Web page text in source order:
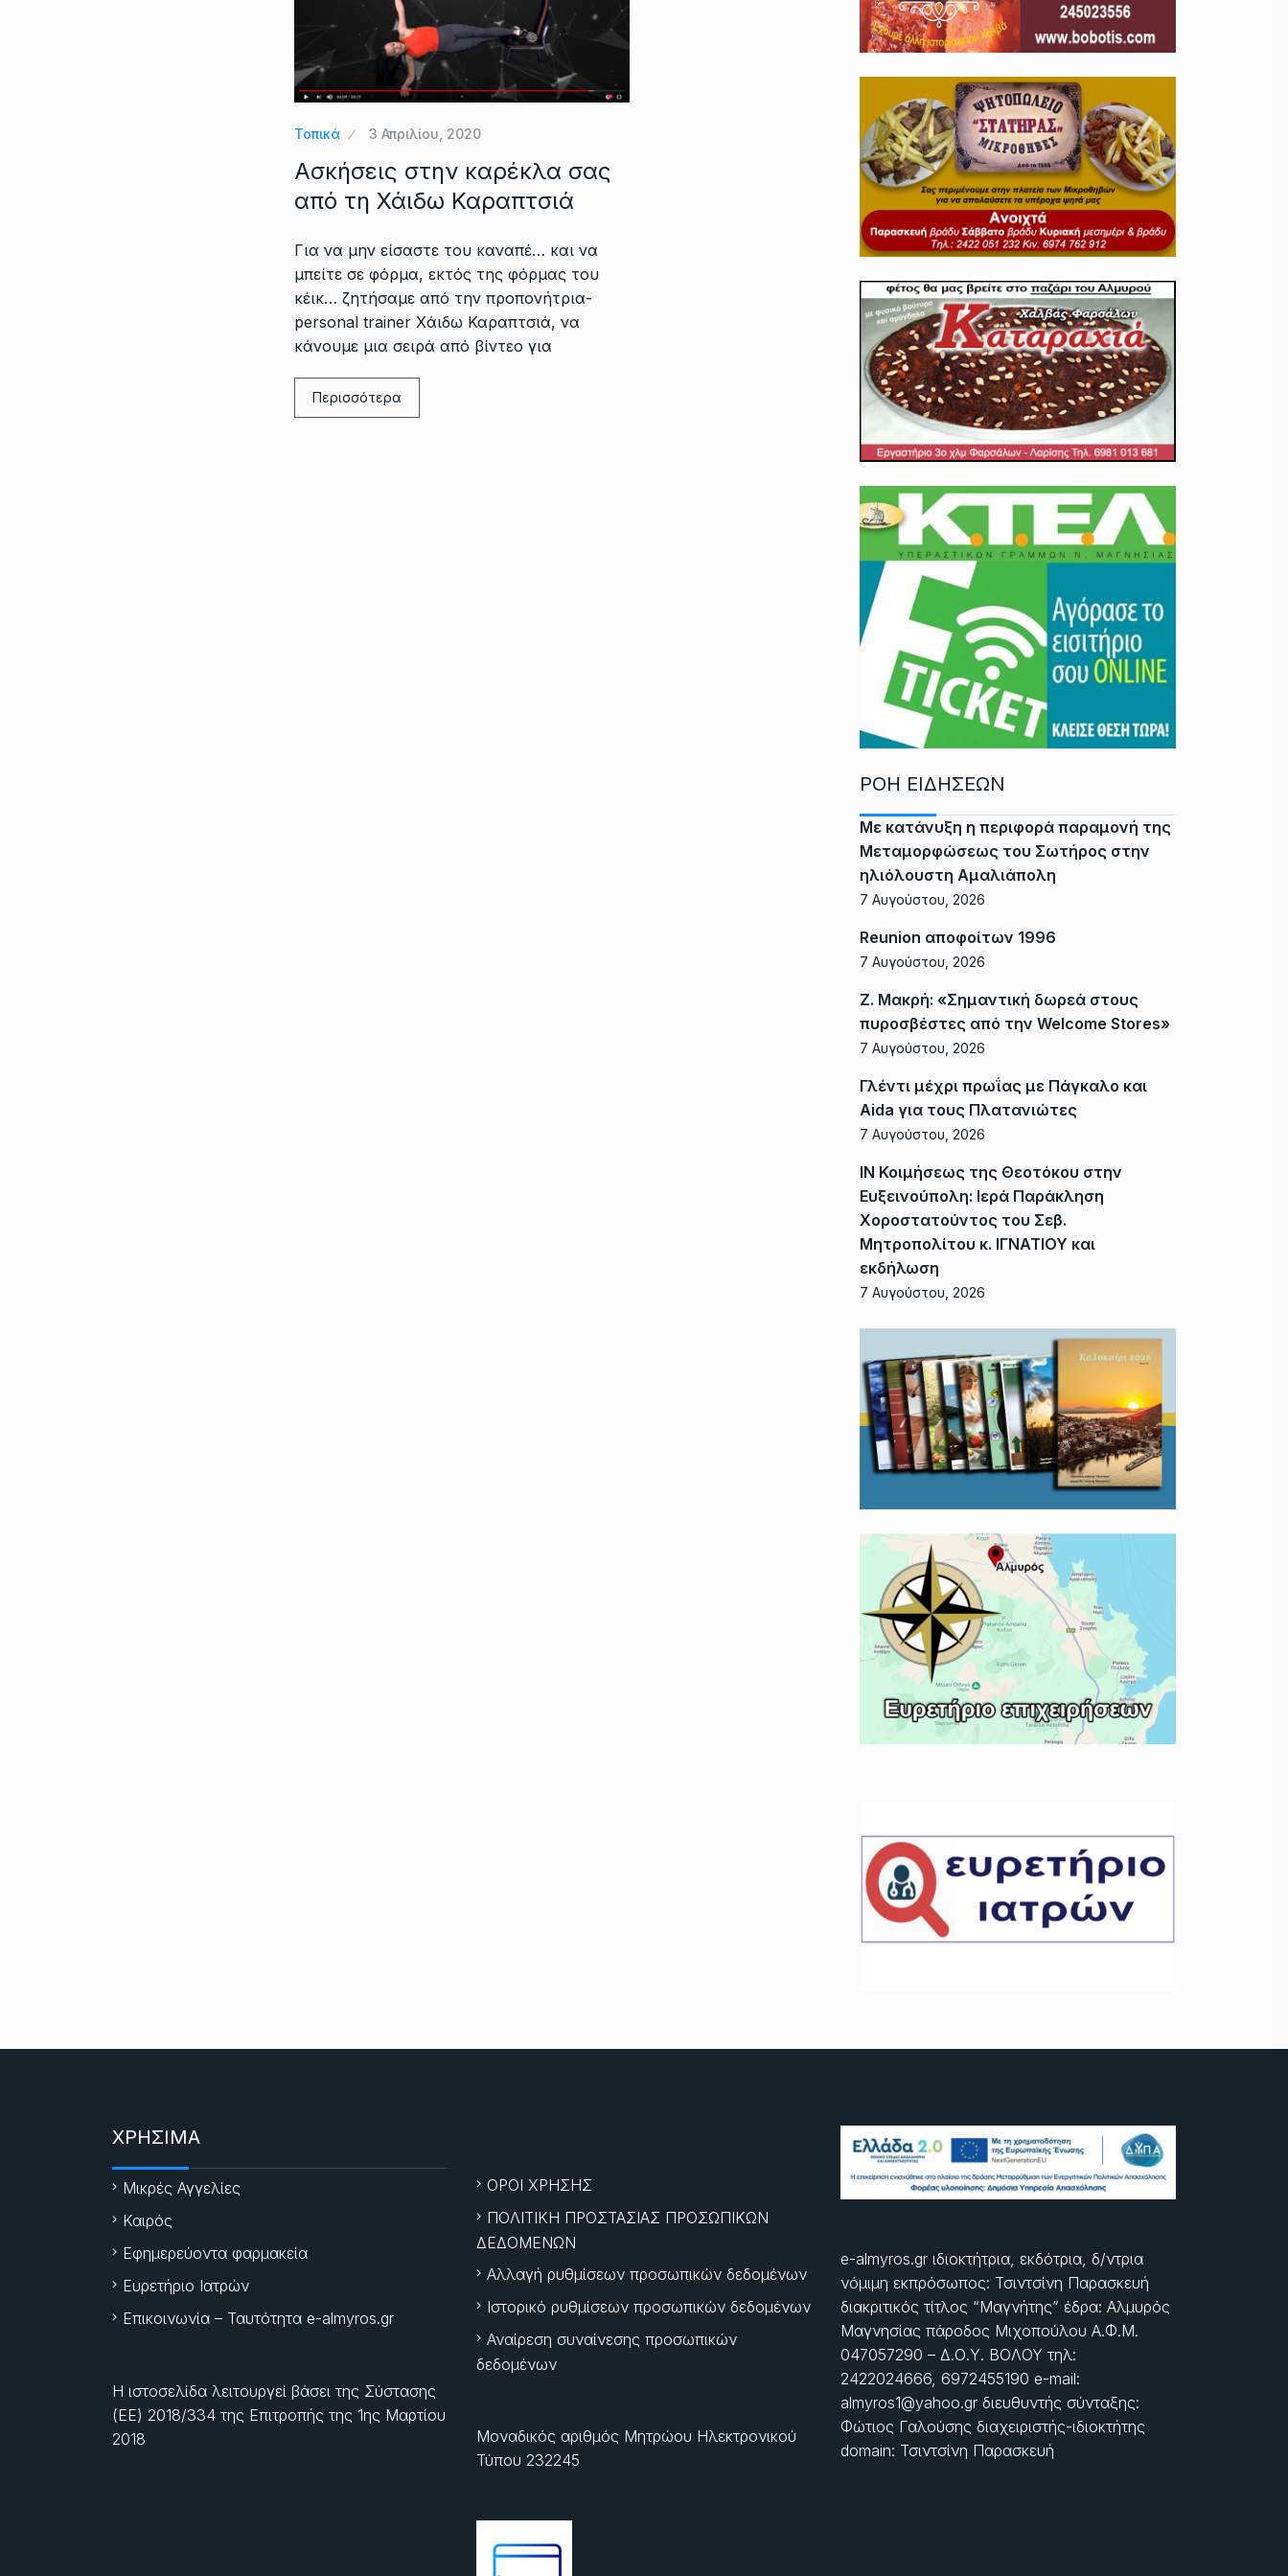
Τοπικά 3 Απριλίου, 2020
Ασκήσεις στην καρέκλα σας
από τη Χάιδω Καραπτσιά
Για να μην είσαστε του καναπέ… και να
μπείτε σε φόρμα, εκτός της φόρμας του
κέικ… ζητήσαμε από την προπονήτρια-
personal trainer Χάιδω Καραπτσιά, να
κάνουμε μια σειρά από βίντεο για
Περισσότερα
ΡΟΗ ΕΙΔΗΣΕΩΝ
Με κατάνυξη η περιφορά παραμονή της
Μεταμορφώσεως του Σωτήρος στην
ηλιόλουστη Αμαλιάπολη
7 Αυγούστου, 2026
Reunion αποφοίτων 1996
7 Αυγούστου, 2026
Ζ. Μακρή: «Σημαντική δωρεά στους
πυροσβέστες από την Welcome Stores»
7 Αυγούστου, 2026
Γλέντι μέχρι πρωΐας με Πάγκαλο και
Aida για τους Πλατανιώτες
7 Αυγούστου, 2026
ΙΝ Κοιμήσεως της Θεοτόκου στην
Ευξεινούπολη: Ιερά Παράκληση
Χοροστατούντος του Σεβ.
Μητροπολίτου κ. ΙΓΝΑΤΙΟΥ και
εκδήλωση
7 Αυγούστου, 2026
ΧΡΗΣΙΜΑ
Μικρές Αγγελίες
Καιρός
Εφημερεύοντα φαρμακεία
Ευρετήριο Ιατρών
Επικοινωνία – Ταυτότητα e-almyros.gr
Η ιστοσελίδα λειτουργεί βάσει της Σύστασης
(ΕΕ) 2018/334 της Επιτροπής της 1ης Μαρτίου
2018
ΟΡΟΙ ΧΡΗΣΗΣ
ΠΟΛΙΤΙΚΗ ΠΡΟΣΤΑΣΙΑΣ ΠΡΟΣΩΠΙΚΩΝ
ΔΕΔΟΜΕΝΩΝ
Αλλαγή ρυθμίσεων προσωπικών δεδομένων
Ιστορικό ρυθμίσεων προσωπικών δεδομένων
Αναίρεση συναίνεσης προσωπικών
δεδομένων
Μοναδικός αριθμός Μητρώου Ηλεκτρονικού
Τύπου 232245
e-almyros.gr ιδιοκτήτρια, εκδότρια, δ/ντρια
νόμιμη εκπρόσωπος: Τσιντσίνη Παρασκευή
διακριτικός τίτλος “Μαγνήτης” έδρα: Αλμυρός
Μαγνησίας πάροδος Μιχοπούλου Α.Φ.Μ.
047057290 – Δ.Ο.Υ. ΒΟΛΟΥ τηλ:
2422024666, 6972455190 e-mail:
almyros1@yahoo.gr διευθυντής σύνταξης:
Φώτιος Γαλούσης διαχειριστής-ιδιοκτήτης
domain: Τσιντσίνη Παρασκευή